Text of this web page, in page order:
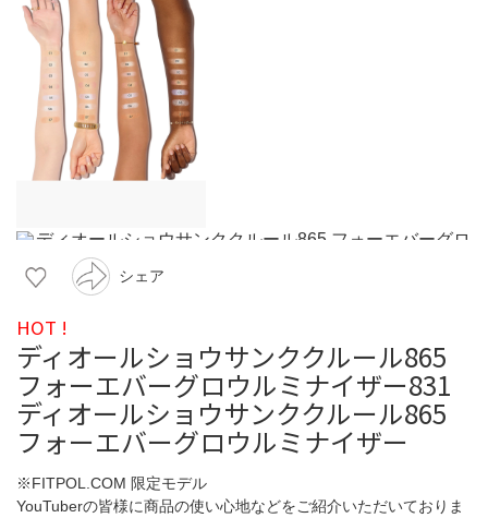
シェア
HOT !
ディオールショウサンククルール865
フォーエバーグロウルミナイザー831
ディオールショウサンククルール865
フォーエバーグロウルミナイザー
※FITPOL.COM 限定モデル
YouTuberの皆様に商品の使い心地などをご紹介いただいておりま